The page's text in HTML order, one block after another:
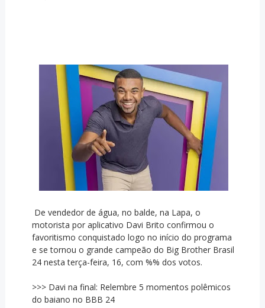
De vendedor de água, no balde, na Lapa, o
motorista por aplicativo Davi Brito confirmou o
favoritismo conquistado logo no início do programa
e se tornou o grande campeão do Big Brother Brasil
24 nesta terça-feira, 16, com %% dos votos.
>>> Davi na final: Relembre 5 momentos polêmicos
do baiano no BBB 24